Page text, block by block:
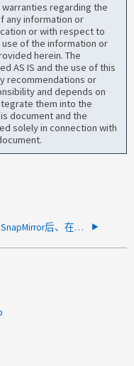
regarding the
any information or
or with respect to
of the information or
herein. The
AS IS and the use of this
recommendations or
and depends on
them into the
document and the
solely in connection with
更新SnapMirror后、在已禁用的目标卷上重新启用重复数据删除和数据压缩